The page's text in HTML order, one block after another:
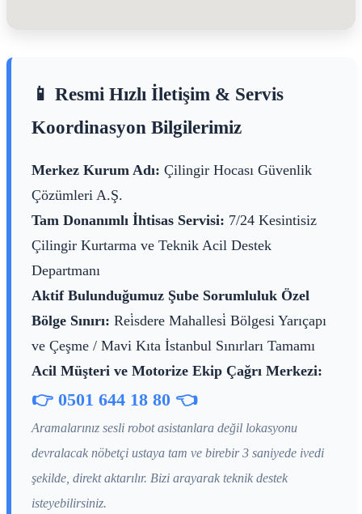
📱 Resmi Hızlı İletişim & Servis
Koordinasyon Bilgilerimiz
Merkez Kurum Adı: Çilingir Hocası Güvenlik
Çözümleri A.Ş.
Tam Donanımlı İhtisas Servisi: 7/24 Kesintisiz
Çilingir Kurtarma ve Teknik Acil Destek
Departmanı
Aktif Bulunduğumuz Şube Sorumluluk Özel
Bölge Sınırı: Rei̇sdere Mahallesi̇ Bölgesi Yarıçapı
ve Çeşme / Mavi Kıta İstanbul Sınırları Tamamı
Acil Müşteri ve Motorize Ekip Çağrı Merkezi:
👉 0501 644 18 80 👈
Aramalarınız sesli robot asistanlara değil lokasyonu
devralacak nöbetçi ustaya tam ve birebir 3 saniyede ivedi
şekilde, direkt aktarılır. Bizi arayarak teknik destek
isteyebilirsiniz.